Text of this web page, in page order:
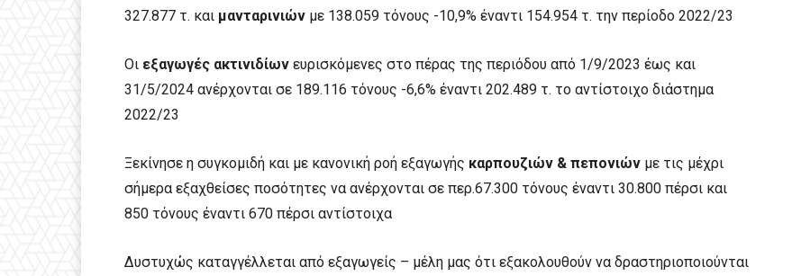
327.877 τ. και μανταρινιών με 138.059 τόνους -10,9% έναντι 154.954 τ. την περίοδο 2022/23
Οι εξαγωγές ακτινιδίων ευρισκόμενες στο πέρας της περιόδου από 1/9/2023 έως και
31/5/2024 ανέρχονται σε 189.116 τόνους -6,6% έναντι 202.489 τ. το αντίστοιχο διάστημα
2022/23
Ξεκίνησε η συγκομιδή και με κανονική ροή εξαγωγής καρπουζιών & πεπονιών με τις μέχρι
σήμερα εξαχθείσες ποσότητες να ανέρχονται σε περ.67.300 τόνους έναντι 30.800 πέρσι και
850 τόνους έναντι 670 πέρσι αντίστοιχα
Δυστυχώς καταγγέλλεται από εξαγωγείς – μέλη μας ότι εξακολουθούν να δραστηριοποιούνται